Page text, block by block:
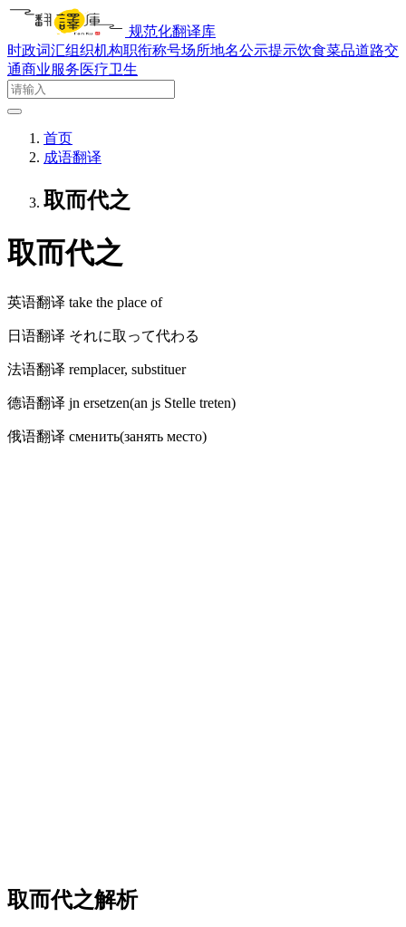
规范化翻译库
时政词汇组织机构职衔称号场所地名公示提示饮食菜品道路交
通商业服务医疗卫生
首页
成语翻译
取而代之
取而代之
英语翻译 take the place of
日语翻译 それに取って代わる
法语翻译 remplacer, substituer
德语翻译 jn ersetzen(an js Stelle treten)
俄语翻译 сменить(занять место)
取而代之解析